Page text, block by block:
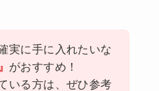
実に手に入れたいな
がおすすめ！
いる方は、ぜひ参考